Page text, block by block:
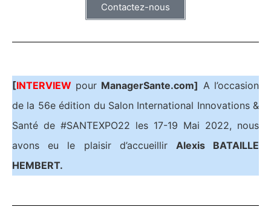
Contactez-nous
[INTERVIEW pour ManagerSante.com] A l’occasion
de la 56e édition du Salon International Innovations &
Santé de #SANTEXPO22 les 17-19 Mai 2022, nous
avons eu le plaisir d’accueillir Alexis BATAILLE
HEMBERT.